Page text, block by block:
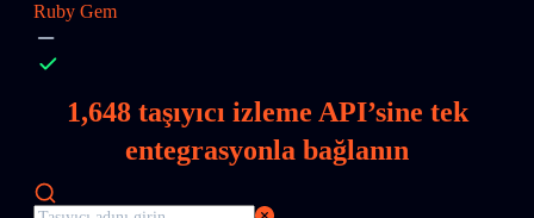
Ruby Gem
1,648taşıyıcı izleme API’sine tek
entegrasyonla bağlanın